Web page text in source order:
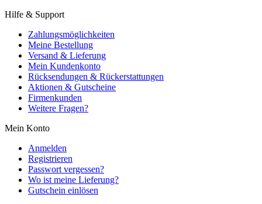
Hilfe & Support
Zahlungsmöglichkeiten
Meine Bestellung
Versand & Lieferung
Mein Kundenkonto
Rücksendungen & Rückerstattungen
Aktionen & Gutscheine
Firmenkunden
Weitere Fragen?
Mein Konto
Anmelden
Registrieren
Passwort vergessen?
Wo ist meine Lieferung?
Gutschein einlösen